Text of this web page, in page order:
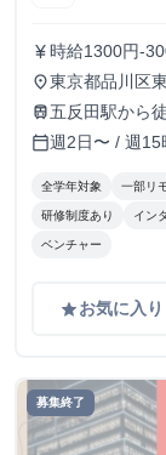
currency_yen 時給1300円-
place東京都品川区
田５階
train 五反田駅から
calendar_today週2日〜 / 週15
全学年対象 一部リ
研修制度あり イン
ベンチャー
gradeお気に入り
募集終了